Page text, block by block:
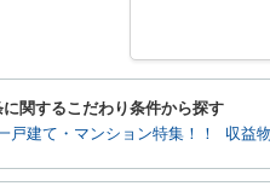
関するこだわり条件から探す
戸建て・マンション特集！！ 収益